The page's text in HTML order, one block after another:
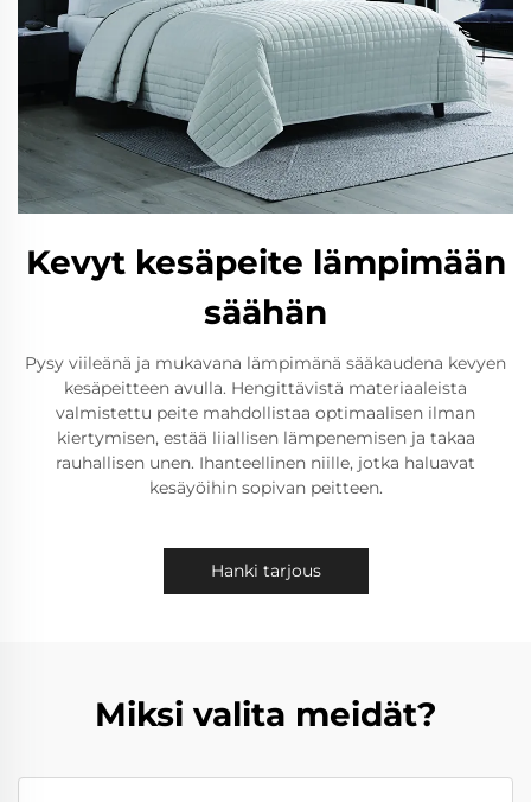
Kevyt kesäpeite lämpimään
säähän
Pysy viileänä ja mukavana lämpimänä sääkaudena kevyen
kesäpeitteen avulla. Hengittävistä materiaaleista
valmistettu peite mahdollistaa optimaalisen ilman
kiertymisen, estää liiallisen lämpenemisen ja takaa
rauhallisen unen. Ihanteellinen niille, jotka haluavat
kesäyöihin sopivan peitteen.
Hanki tarjous
Miksi valita meidät?